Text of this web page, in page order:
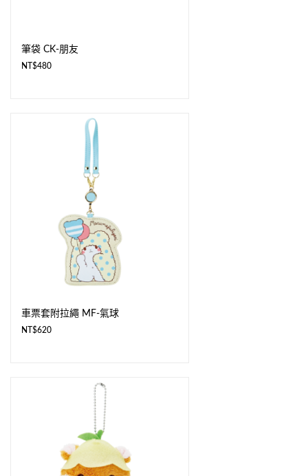
筆袋 CK-朋友
NT$480
車票套附拉繩 MF-氣球
NT$620